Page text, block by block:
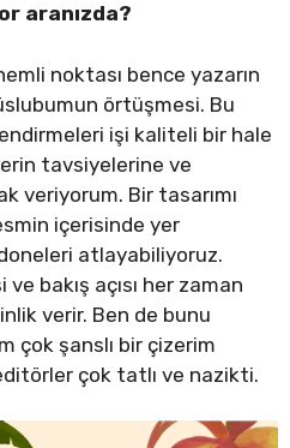
aranızda?
noktası bence yazarın
örtüşmesi. Bu
işi kaliteli bir hale
tavsiyelerine ve
veriyorum. Bir tasarımı
içerisinde yer
doneleri atlayabiliyoruz.
bakış açısı her zaman
verir. Ben de bunu
çok şanslı bir çizerim
çok tatlı ve nazikti.